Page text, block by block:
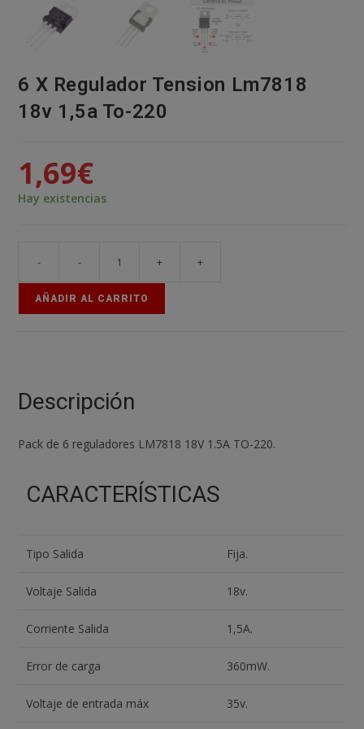
6 X Regulador Tension Lm7818
18v 1,5a To-220
1,69€
Hay existencias
- - + +
AÑADIR AL CARRITO
Descripción
Pack de 6 reguladores LM7818 18V 1.5A TO-220.
CARACTERÍSTICAS
Tipo Salida Fija.
Voltaje Salida 18v.
Corriente Salida 1,5A.
Error de carga 360mW.
Voltaje de entrada máx 35v.